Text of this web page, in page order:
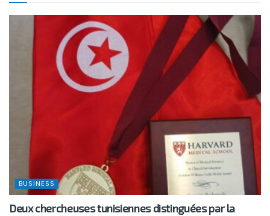
BUSINESS
Deux chercheuses tunisiennes distinguées par la